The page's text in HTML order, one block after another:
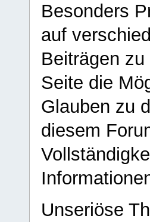
Besonders
auf
Beiträgen
Seite die
Glauben zu
diesem
Unseriöse